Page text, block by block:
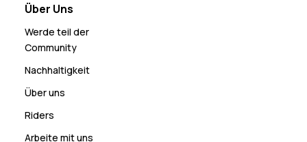
Über Uns
Werde teil der
Community
Nachhaltigkeit
Über uns
Riders
Arbeite mit uns